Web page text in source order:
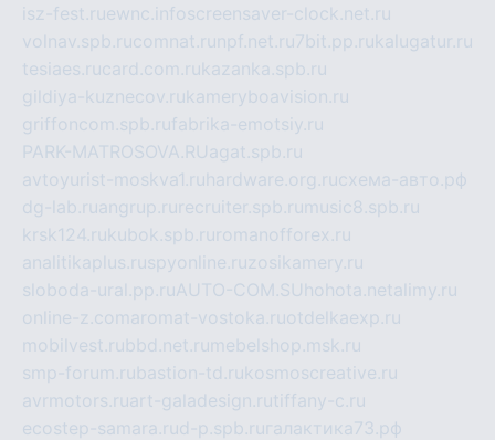
isz-fest.ruewnc.infoscreensaver-clock.net.ru
volnav.spb.rucomnat.ru npf.net.ru 7bit.pp.rukalugatur.ru
tesiaes.rucard.com.rukazanka.spb.ru
gildiya-kuznecov.rukameryboavision.ru
griffoncom.spb.rufabrika-emotsiy.ru
PARK-MATROSOVA.RUagat.spb.ru
avtoyurist-moskva1.ru hardware.org.ruсхема-авто.рф
dg-lab.ruangrup.ru recruiter.spb.ru music8.spb.ru
krsk124.rukubok.spb.ru romanofforex.ru
analitikaplus.ruspyonline.ruzosikamery.ru
sloboda-ural.pp.ruAUTO-COM.SU hohota.net alimy.ru
online-z.comaromat-vostoka.ruotdelkaexp.ru
mobilvest.rubbd.net.ru mebelshop.msk.ru
smp-forum.rubastion-td.rukosmoscreative.ru
avrmotors.ruart-galadesign.rutiffany-c.ru
ecostep-samara.rud-p.spb.ru галактика73.рф